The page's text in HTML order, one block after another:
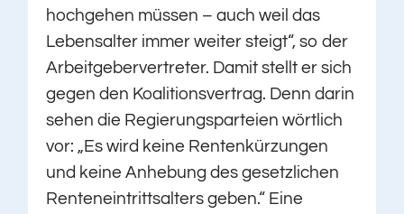
hochgehen müssen – auch weil das
Lebensalter immer weiter steigt“, so der
Arbeitgebervertreter. Damit stellt er sich
gegen den Koalitionsvertrag. Denn darin
sehen die Regierungsparteien wörtlich
vor: „Es wird keine Rentenkürzungen
und keine Anhebung des gesetzlichen
Renteneintrittsalters geben.“ Eine